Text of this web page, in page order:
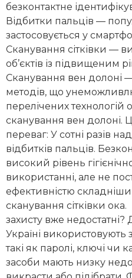
безконтактне
Відбитки пальців —
застосовується у
Сканування сітківки —
об’єктів із підвищеним
Сканування вен долоні
методів, що
перелічених технологій
сканування вен долоні.
переваг: У сотні разів
відбитків пальців.
високий рівень
використанні, але не
ефективністю
сканування сітківки
захисту вже недостатні?
Україні використовують
такі як паролі, ключі чи
засоби мають низку